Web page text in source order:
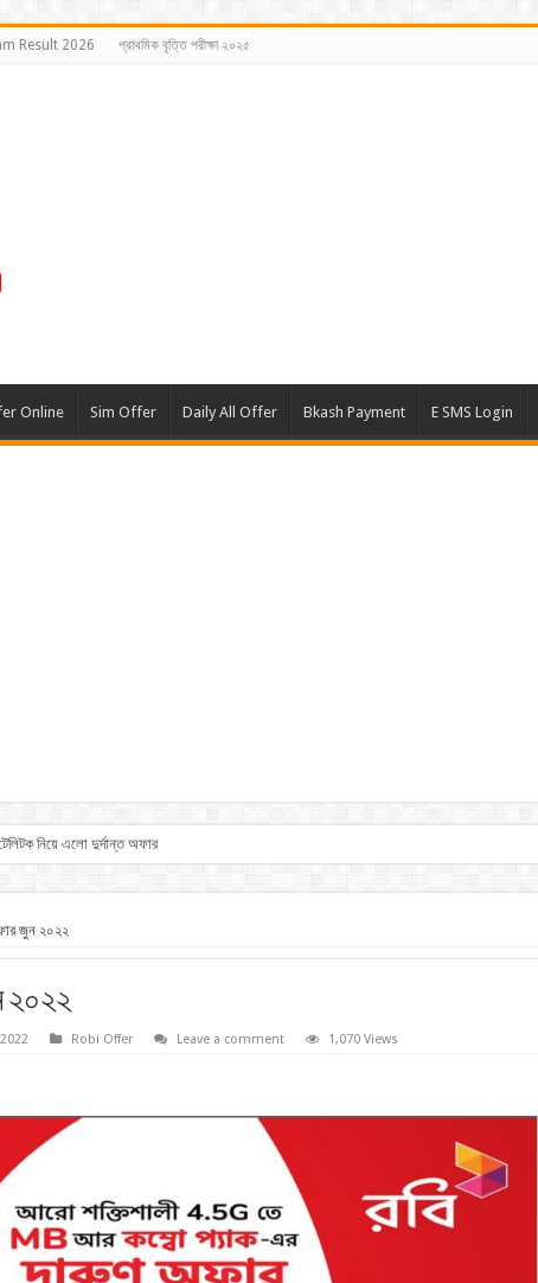
Result 2026 প্রাথমিক বৃত্তি পরীক্ষা ২০২৫
Online Sim Offer Daily All Offer Bkash Payment E SMS Login
নিয়ে এলো দুর্দান্ত অফার
জুন ২০২২
২০২২
Robi Offer Leave a comment 1,070 Views